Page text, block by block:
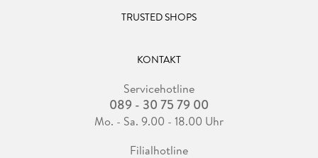
TRUSTED SHOPS
KONTAKT
Servicehotline
089 - 30 75 79 00
Mo. - Sa. 9.00 - 18.00 Uhr
Filialhotline